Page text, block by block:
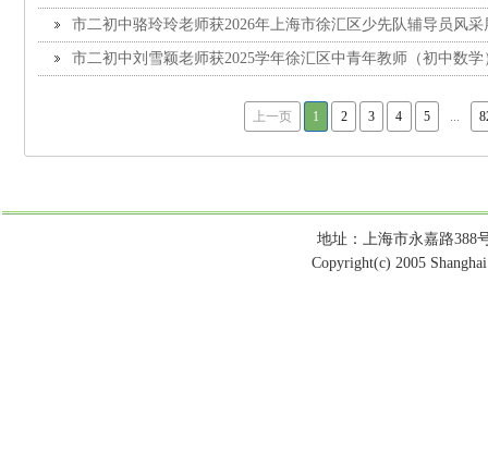
市二初中骆玲玲老师获2026年上海市徐汇区少先队辅导员风
市二初中刘雪颖老师获2025学年徐汇区中青年教师（初中数
上一页 1 2 3 4 5 ...
地址：上海市永嘉路388
Copyright(c) 2005